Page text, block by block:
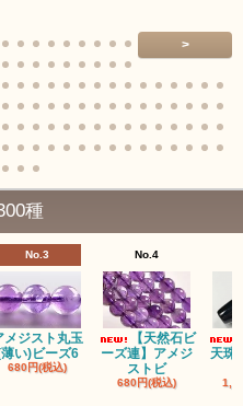
>
種
No.3
メジスト丸玉
い)ビーズ6
680円(税込)
No.4
【天然石ビ
ーズ連】アメジ
ストビ
680円(税込)
天珠